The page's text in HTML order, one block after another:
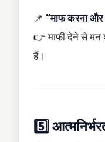
📌 “माफ करना
👉 माफी देने से मन
हैं।
5️⃣